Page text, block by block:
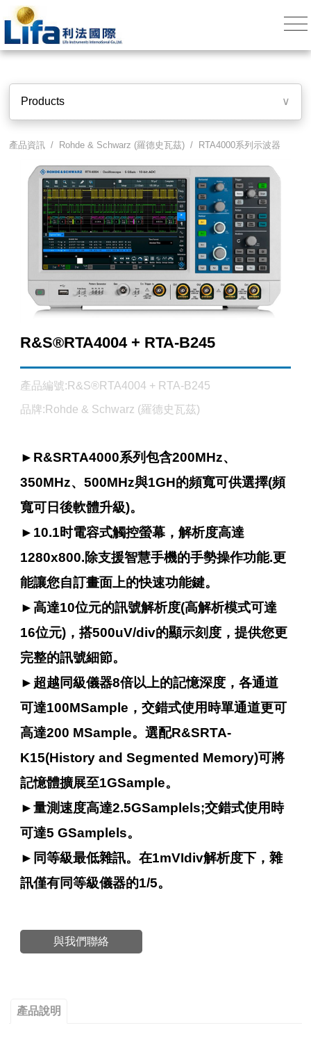
Products ∨
產品資訊 / Rohde & Schwarz (羅德史瓦茲) / RTA4000系列示波器
R&S®RTA4004 + RTA-B245
產品編號:R&S®RTA4004 + RTA-B245
品牌:Rohde & Schwarz (羅德史瓦茲)
► R&SRTA4000系列包含200MHz、
350MHz、500MHz與1GH的頻寬可供選擇(頻
寬可日後軟體升級)。
► 10.1时電容式觸控螢幕，解析度高達
1280x800.除支援智慧手機的手勢操作功能.更
能讓您自訂畫面上的快速功能鍵。
►高達10位元的訊號解析度(高解析模式可達
16位元)，搭500uV/div的顯示刻度，提供您更
完整的訊號細節。
► 超越同級儀器8倍以上的記憶深度，各通道
可達100MSample，交錯式使用時單通道更可
高達200 MSample。選配R&SRTA-
K15(History and Segmented Memory)可將
記憶體擴展至1GSample。
►量測速度高達2.5GSamplels;交錯式使用時
可達5 GSamplels。
► 同等級最低雜訊。在1mVIdiv解析度下，雜
訊僅有同等級儀器的1/5。
與我們聯絡
產品說明